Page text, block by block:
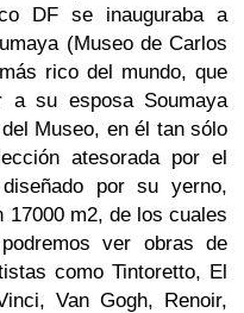
DF se inauguraba a
(Museo de Carlos
rico del mundo, que
a su esposa Soumaya
Museo, en él tan sólo
atesorada por el
por su yerno,
17000 m2, de los cuales
ver obras de
como Tintoretto, El
Van Gogh, Renoir,